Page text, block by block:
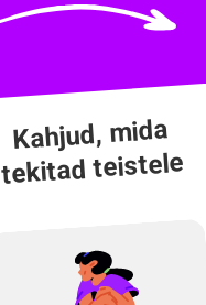
Kahjud, mida
tekitad teistele